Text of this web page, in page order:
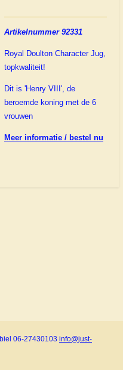
Artikelnummer 92331
Royal Doulton Character Jug,
topkwaliteit!
Dit is 'Henry VIII', de
beroemde koning met de 6
vrouwen
Meer informatie / bestel nu
06-27430103 info@just-